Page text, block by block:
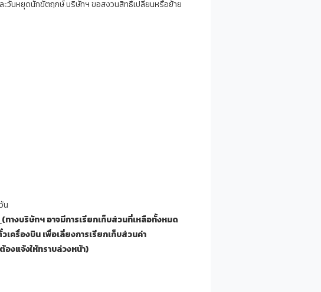
ะวันหยุดนักขัตฤกษ์ บริษัทฯ ขอสงวนสิทธิ์เปลี่ยนหรือย้าย
น
(ทางบริษัทฯ อาจมีการเรียกเก็บส่วนที่เหลือทั้งหมด
ครื่องบิน เพื่อเลี่ยงการเรียกเก็บส่วนค่า
องแจ้งให้ทราบล่วงหน้า)